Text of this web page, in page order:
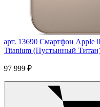
арт. 13690 Смартфон Apple
Titanium (Пустынный
97 999 ₽